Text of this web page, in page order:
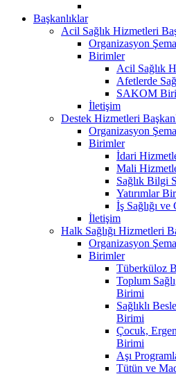
Başkanlıklar
Acil Sağlık Hizmetleri
Organizasyon
Birimler
Acil Sağlık
Afetlerde
SAKOM
İletişim
Destek Hizmetleri
Organizasyon
Birimler
İdari
Mali
Sağlık Bilgi
Yatırımlar
İş Sağlığı
İletişim
Halk Sağlığı Hizmetleri
Organizasyon
Birimler
Tüberküloz
Toplum
Birimi
Sağlıklı
Birimi
Çocuk,
Birimi
Aşı
Tütün ve